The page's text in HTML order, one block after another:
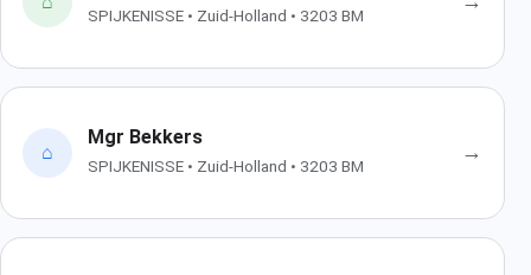
SPIJKENISSE • Zuid-Holland • 3203 BM
⌂
Mgr Bekkers
SPIJKENISSE • Zuid-Holland • 3203 BM
→